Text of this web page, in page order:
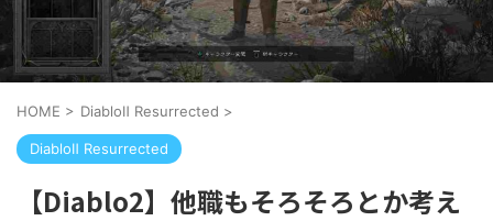
HOME > DiabloⅡ Resurrected >
DiabloⅡ Resurrected
【Diablo2】他職もそろそろとか考え